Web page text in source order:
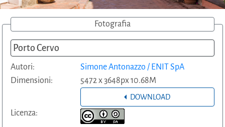
Fotografia
Porto Cervo
Autori:
Simone Antonazzo / ENIT SpA
Dimensioni:
5472 x 3648px 10.68M
DOWNLOAD
Licenza: